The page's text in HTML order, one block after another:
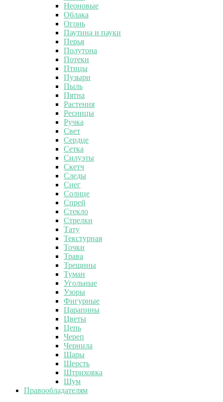
Неоновые
Облака
Огонь
Паутина и пауки
Перья
Полутона
Потеки
Птицы
Пузыри
Пыль
Пятна
Растения
Ресницы
Ручка
Свет
Сердце
Сетка
Силуэты
Скетч
Следы
Снег
Солнце
Спрей
Стекло
Стрелки
Тату
Текстурная
Точки
Трава
Трещины
Туман
Угольные
Узоры
Фигурные
Царапины
Цветы
Цепь
Череп
Чернила
Шары
Шерсть
Штриховка
Шум
Правообладателям